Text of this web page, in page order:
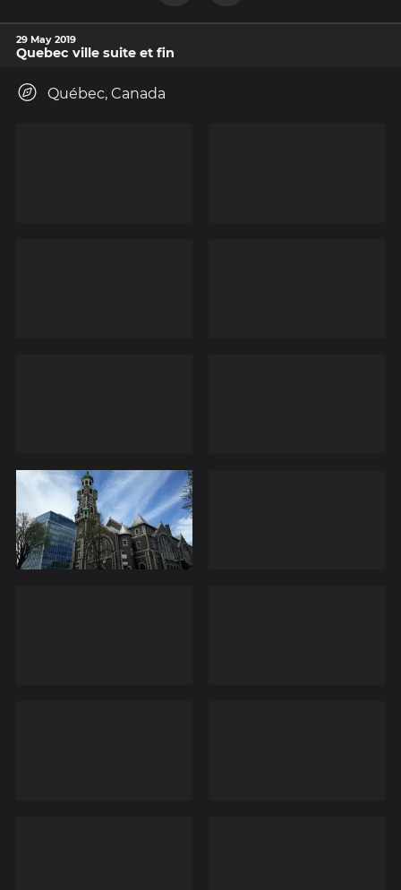
29 May 2019
Quebec ville suite et fin
Québec, Canada